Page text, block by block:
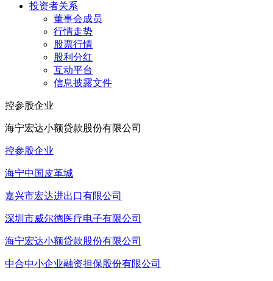
投资者关系
董事会成员
行情走势
股票行情
股利分红
互动平台
信息披露文件
控参股企业
海宁宏达小额贷款股份有限公司
控参股企业
海宁中国皮革城
嘉兴市宏达进出口有限公司
深圳市威尔德医疗电子有限公司
海宁宏达小额贷款股份有限公司
中合中小企业融资担保股份有限公司